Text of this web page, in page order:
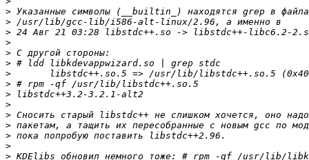
>
>
>
>
>
>
>
>
>
>
>
>
>
>
>